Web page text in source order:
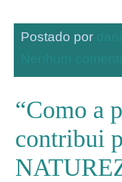
Postado por
“Como a
contribui